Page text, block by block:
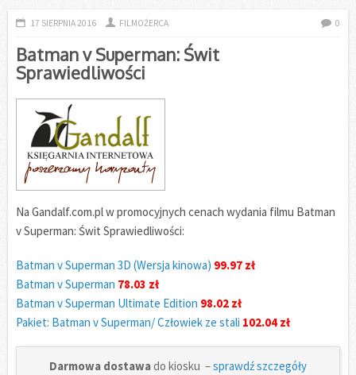
17 SIERPNIA 2016 FILMOŻERCA 0
Batman v Superman: Świt
Sprawiedliwości
Na Gandalf.com.pl w promocyjnych cenach wydania filmu Batman
v Superman: Świt Sprawiedliwości:
Batman v Superman 3D (Wersja kinowa) 99.97 zł
Batman v Superman 78.03 zł
Batman v Superman Ultimate Edition 98.02 zł
Pakiet: Batman v Superman/ Człowiek ze stali 102.04 zł
Darmowa dostawado kiosku –sprawdź szczegóły